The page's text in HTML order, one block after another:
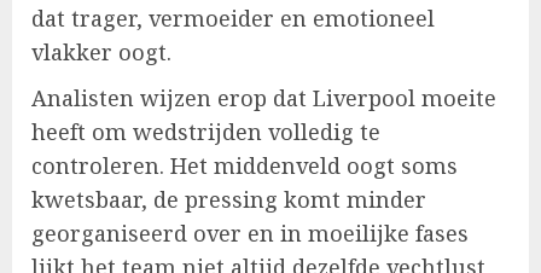
dat trager, vermoeider en emotioneel
vlakker oogt.
Analisten wijzen erop dat Liverpool moeite
heeft om wedstrijden volledig te
controleren. Het middenveld oogt soms
kwetsbaar, de pressing komt minder
georganiseerd over en in moeilijke fases
lijkt het team niet altijd dezelfde vechtlust